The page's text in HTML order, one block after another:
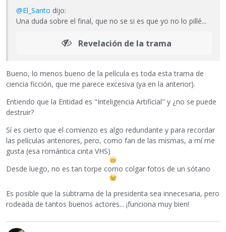
@El_Santo dijo:
Una duda sobre el final, que no se si es que yo no lo pillé...
Revelación de la trama
Bueno, lo menos bueno de la película es toda esta trama de
ciencia ficción, que me parece excesiva (ya en la anterior).
Entiendo que la Entidad es "Inteligencia Artificial" y ¿no se puede
destruir?
Sí es cierto que el comienzo es algo redundante y para recordar
las películas anteriores, pero, como fan de las mismas, a mí me
gusta (esa romántica cinta VHS)
Desde luego, no es tan torpe como colgar fotos de un sótano
Es posible que la subtrama de la presidenta sea innecesaria, pero
rodeada de tantos buenos actores... ¡funciona muy bien!